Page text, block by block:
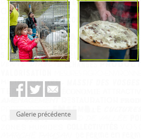
Galerie précédente